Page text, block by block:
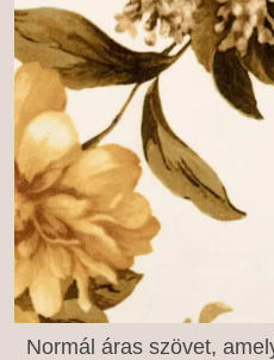
Normál áras szövet,